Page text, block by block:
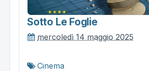
Sotto Le Foglie
mercoledì 14 maggio 2025
Cinema